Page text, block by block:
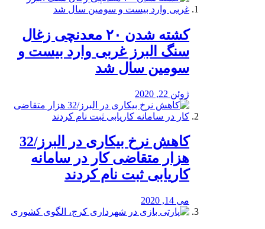
کشته شدن ۲۰ معدنچی زغال
سنگ البرز غربی وارد بیست و
سومین سال شد
ژوئن 22, 2020
کاهش نرخ بیکاری در البرز/32
هزار متقاضی کار در سامانه
کاریابی ثبت نام کردند
می 14, 2020